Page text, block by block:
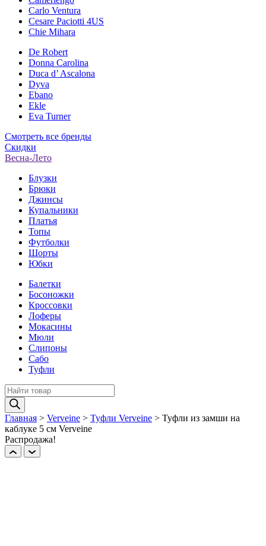
Carlo Ventura
Cesare Paciotti 4US
Chie Mihara
De Robert
Donna Carolina
Duca d’ Ascalona
Dyva
Ebano
Ekle
Eva Turner
Смотреть все бренды
Скидки
Весна-Лето
Блузки
Брюки
Джинсы
Купальники
Платья
Топы
Футболки
Шорты
Юбки
Балетки
Босоножки
Кроссовки
Лоферы
Мокасины
Мюли
Слипоны
Сабо
Туфли
Поиск
товаров
Главная > Verveine > Туфли Verveine > Туфли из замши на
каблуке 5 см Verveine
Распродажа!